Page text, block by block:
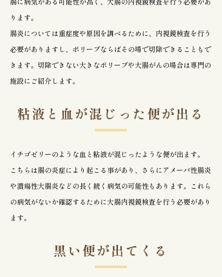
ります。
腸炎については重症度や原因を調べるために、内視鏡検査を行う
必要がありますし、ポリープならばその場で切除できることもで
きます。切除できない大きなポリープや大腸がんの場合は専門の
施設にご紹介します。
粘液と血が混じった便が出る
イチゴゼリーのような血と粘液が混じったような便が出ます。
こちらは腸の炎症により起こる事があり、さらにアメーバ性腸炎
や潰瘍性大腸炎などの長く続く病気の可能性もあります。これら
の病気がないか確認するために大腸内視鏡検査を行う必要があり
ます。
黒い便が出てくる